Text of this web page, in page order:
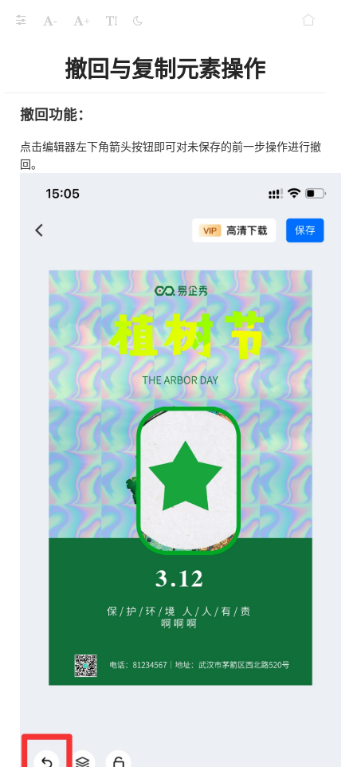
- +
撤回与复制元素操作
撤回功能：
点击编辑器左下角箭头按钮即可对未保存的前一步操作进行撤
回。